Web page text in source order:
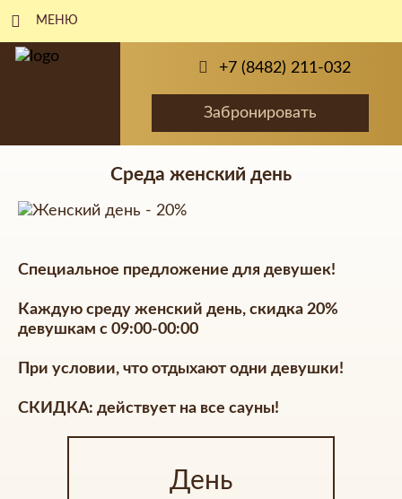
МЕНЮ
+7 (8482) 211-032
Забронировать
Среда женский день
Специальное предложение для девушек!
Каждую среду женский день, скидка 20%
девушкам с 09:00-00:00
При условии, что отдыхают одни девушки!
СКИДКА: действует на все сауны!
День